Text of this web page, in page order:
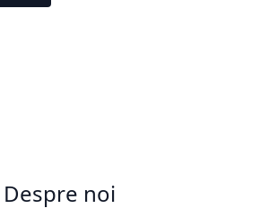
Despre noi